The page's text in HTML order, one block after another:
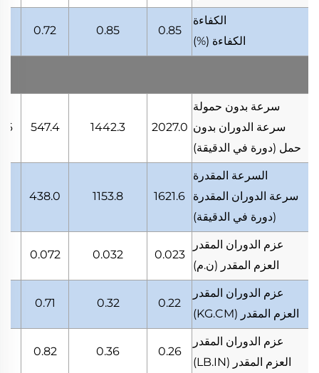
الكفاءة
الكفاءة (%)
0.85
0.85
0.72
سرعة بدون حمولة
سرعة الدوران بدون
حمل (دورة في الدقيقة)
2027.0
1442.3
547.4
السرعة المقدرة
سرعة الدوران المقدرة
(دورة في الدقيقة)
1621.6
1153.8
438.0
عزم الدوران المقدر
العزم المقدر (ن.م)
0.023
0.032
0.072
عزم الدوران المقدر
العزم المقدر (KG.CM)
0.22
0.32
0.71
عزم الدوران المقدر
العزم المقدر (LB.IN)
0.26
0.36
0.82